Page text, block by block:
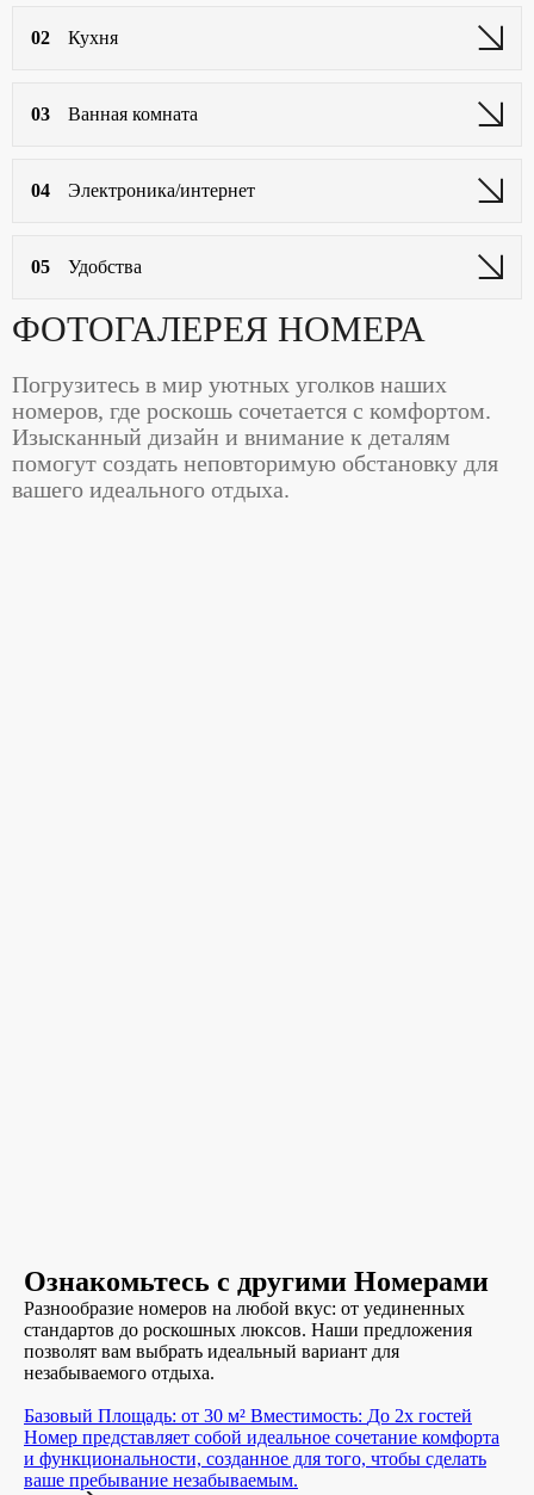
прикроватные коврики
гардеробная
прикроватные тумбы
02 Кухня
03 Ванная комната
04 Электроника/интернет
05 Удобства
ФОТОГАЛЕРЕЯ НОМЕРА
Погрузитесь в мир уютных уголков наших
номеров, где роскошь сочетается с комфортом.
Изысканный дизайн и внимание к деталям
помогут создать неповторимую обстановку для
вашего идеального отдыха.
Ознакомьтесь с другими Номерами
Разнообразие номеров на любой вкус: от уединенных
стандартов до роскошных люксов. Наши предложения
позволят вам выбрать идеальный вариант для
незабываемого отдыха.
Базовый Площадь: от 30 м² Вместимость: До 2х гостей
Номер представляет собой идеальное сочетание комфорта
и функциональности, созданное для того, чтобы сделать
ваше пребывание незабываемым.